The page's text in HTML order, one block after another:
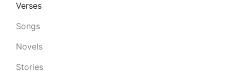
Verses
Songs
Novels
Stories